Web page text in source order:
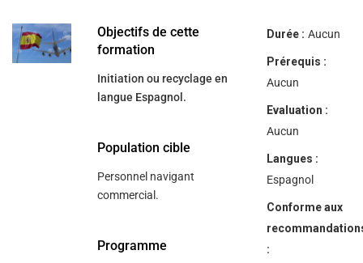
navigate
and
interact
Objectifs de cette
formation
Initiation ou recyclage en
langue Espagnol.
Population cible
Personnel navigant
commercial.
Programme
Durée : Aucun
Prérequis :
Aucun
Evaluation :
Aucun
Langues :
Espagnol
Conforme aux
: